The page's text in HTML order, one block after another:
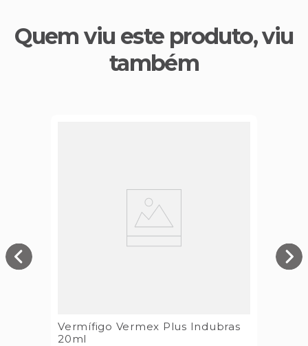
Quem viu este produto, viu
também
Vermífigo Vermex Plus Indubras
20ml